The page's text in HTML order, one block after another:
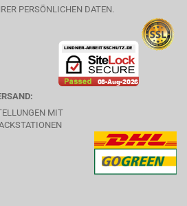
PERSÖNLICHEN DATEN.
MIT